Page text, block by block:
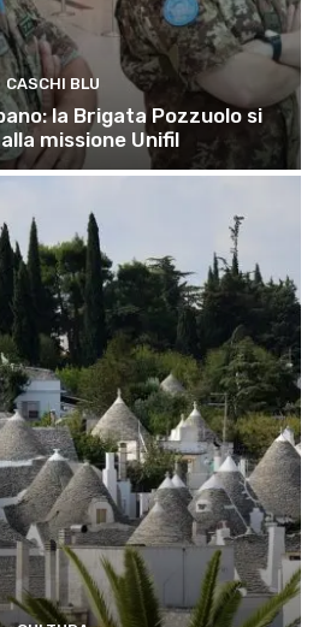
CASCHI BLU
la Brigata Pozzuolo si
missione Unifil